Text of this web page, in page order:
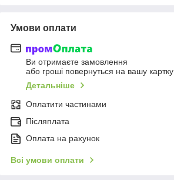
Умови оплати
Ви отримаєте замовлення
або гроші повернуться на вашу картку
Детальніше
Оплатити частинами
Післяплата
Оплата на рахунок
Всі умови оплати